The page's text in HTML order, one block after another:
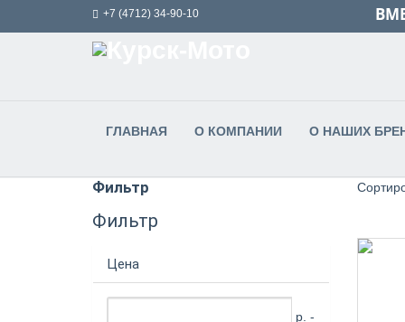
+7 (4712) 34-90-10
ГЛАВНАЯ О КОМПАНИИ О НАШИХ
Фильтр
Фильтр
Цена
р. -